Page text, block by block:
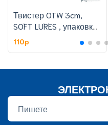
Твистер OTW 3cm,
SOFT LURES , упаковке
50 шт,цвет 308#
110p